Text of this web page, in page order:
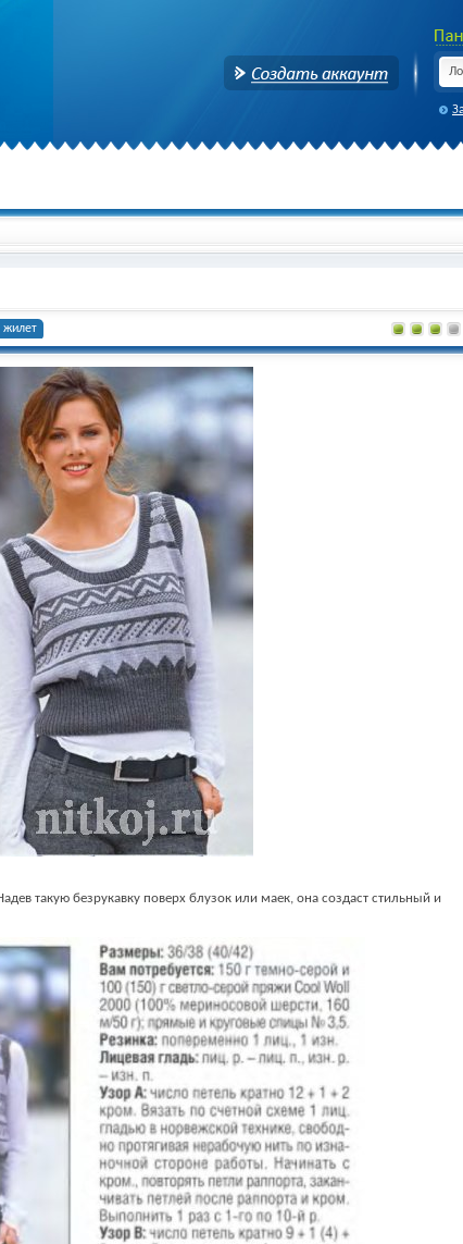
жилет
такую безрукавку поверх блузок или маек, она создаст стильный и